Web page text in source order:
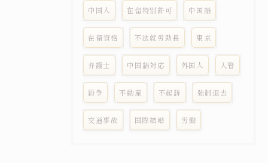
中国人 在留特別許可 中国語
在留資格 不法就労助長 東京
弁護士 中国語対応 外国人 入管
紛争 不動産 不起訴 強制退去
交通事故 国際結婚 労働